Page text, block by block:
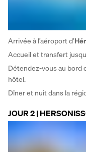
Arrivée à l’aéroport d’
Accueil et transfert
Détendez-vous au bord
hôtel.
Dîner et nuit dans la
JOUR 2 |